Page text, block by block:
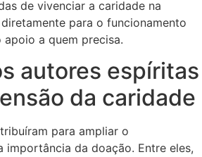
de vivenciar a caridade na
para o funcionamento
a quem precisa.
autores espíritas
da caridade
para ampliar o
importância da doação. Entre eles,